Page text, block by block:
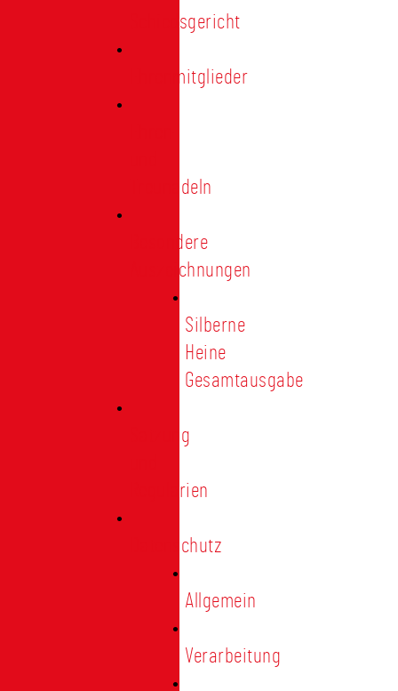
Schiedsgericht
Ehrenmitglieder
Treunadeln
Besondere
Auszeichnungen
Silberne
Heine
Gesamtausgabe
Satzung
Regularien
Datenschutz
Allgemein
Verarbeitung